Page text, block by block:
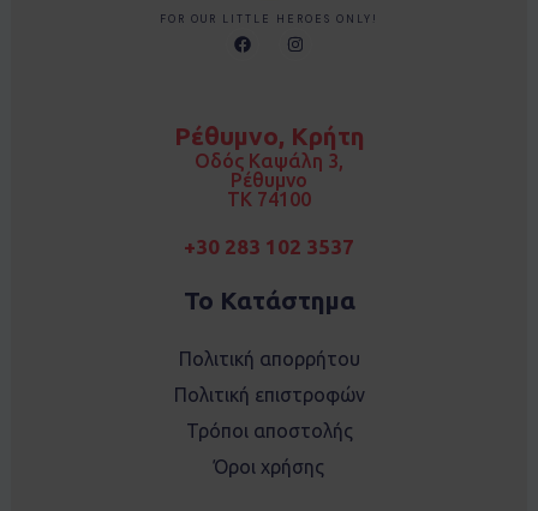
FOR OUR LITTLE HEROES ONLY!
F
a
o
I
n
r
a
m
Ρέθυμνο, Κρήτη
Οδός Καψάλη 3,
Ρέθυμνο
TK 74100
+30 283 102 3537
Το Κατάστημα
Πολιτική απορρήτου
Πολιτική επιστροφών
Τρόποι αποστολής
Όροι χρήσης